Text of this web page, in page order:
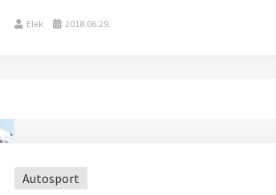
Elek 2018.06.29.
Autosport